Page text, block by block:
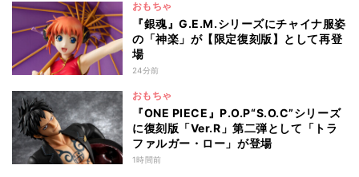
おもちゃ
『銀魂』G.E.M.シリーズにチャイナ服姿
の「神楽」が【限定復刻版】として再登
場
24分前
おもちゃ
『ONE PIECE』P.O.P“S.O.C”シリーズ
に復刻版「Ver.R」第二弾として「トラ
ファルガー・ロー」が登場
1時間前